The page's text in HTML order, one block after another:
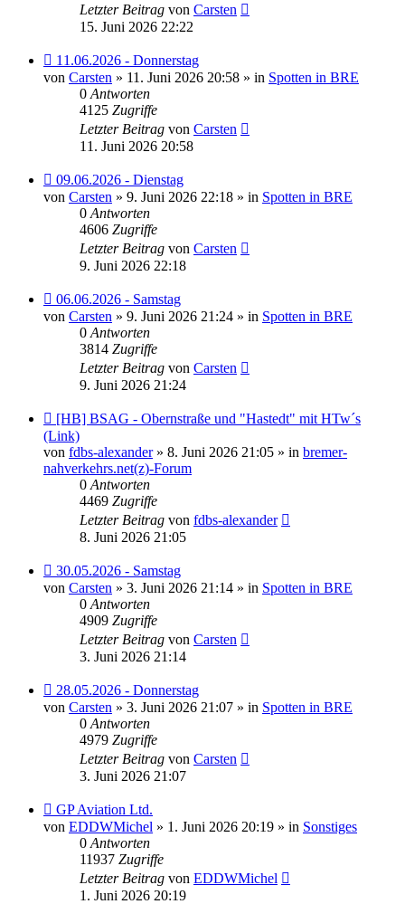
Letzter Beitrag von Carsten
15. Juni 2026 22:22
Neuer
Beitrag
11.06.2026 - Donnerstag
von Carsten » 11. Juni 2026 20:58 » in Spotten in BRE
0 Antworten
4125 Zugriffe
Letzter Beitrag von Carsten
11. Juni 2026 20:58
Neuer
Beitrag
09.06.2026 - Dienstag
von Carsten » 9. Juni 2026 22:18 » in Spotten in BRE
0 Antworten
4606 Zugriffe
Letzter Beitrag von Carsten
9. Juni 2026 22:18
Neuer
Beitrag
06.06.2026 - Samstag
von Carsten » 9. Juni 2026 21:24 » in Spotten in BRE
0 Antworten
3814 Zugriffe
Letzter Beitrag von Carsten
9. Juni 2026 21:24
Neuer
Beitrag
[HB] BSAG - Obernstraße und "Hastedt" mit HTw´s
(Link)
von fdbs-alexander» 8. Juni 2026 21:05 » in bremer-
nahverkehrs.net(z)-Forum
0 Antworten
4469 Zugriffe
Letzter Beitrag von fdbs-alexander
8. Juni 2026 21:05
Neuer
Beitrag
30.05.2026 - Samstag
von Carsten » 3. Juni 2026 21:14 » in Spotten in BRE
0 Antworten
4909 Zugriffe
Letzter Beitrag von Carsten
3. Juni 2026 21:14
Neuer
Beitrag
28.05.2026 - Donnerstag
von Carsten » 3. Juni 2026 21:07 » in Spotten in BRE
0 Antworten
4979 Zugriffe
Letzter Beitrag von Carsten
3. Juni 2026 21:07
Neuer
Beitrag
GP Aviation Ltd.
von EDDWMichel » 1. Juni 2026 20:19 » in Sonstiges
0 Antworten
11937 Zugriffe
Letzter Beitrag von EDDWMichel
1. Juni 2026 20:19